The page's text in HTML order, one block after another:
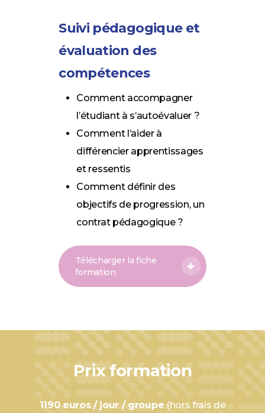
Suivi pédagogique et
évaluation des
compétences
Comment accompagner
l’étudiant à s’autoévaluer ?
Comment l’aider à
différencier apprentissages
et ressentis
Comment définir des
objectifs de progression, un
contrat pédagogique ?
Télécharger la fiche
formation
Prix formation
1190 euros / jour / groupe (hors frais de